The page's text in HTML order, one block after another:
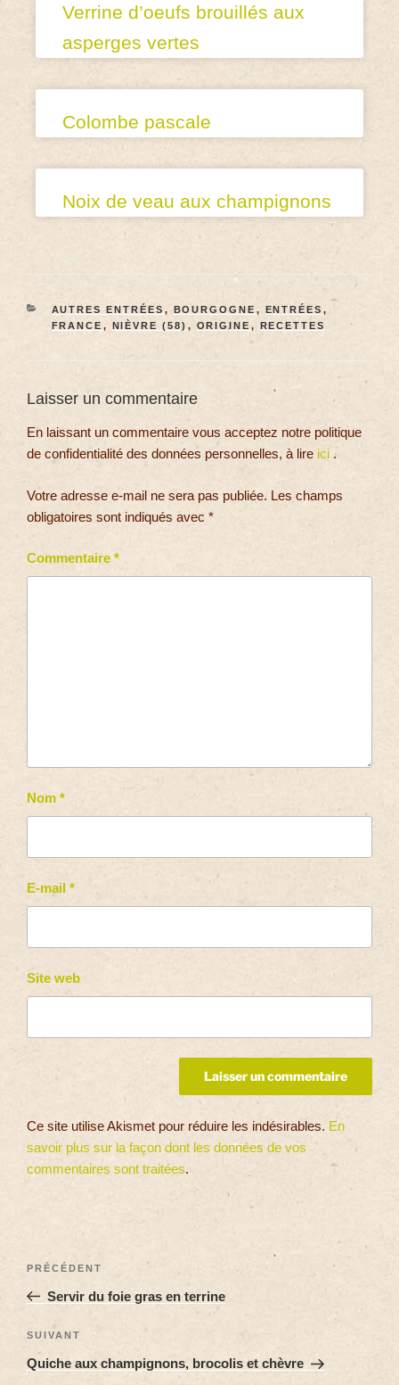
Verrine d’oeufs brouillés aux
asperges vertes
Colombe pascale
Noix de veau aux champignons
AUTRES ENTRÉES , BOURGOGNE , ENTRÉES ,
FRANCE , NIÈVRE (58) , ORIGINE , RECETTES
Laisser un commentaire
En laissant un commentaire vous acceptez notre politique
de confidentialité des données personnelles, à lire ici .
Votre adresse e-mail ne sera pas publiée. Les champs
obligatoires sont indiqués avec *
Commentaire *
Nom *
E-mail *
Site web
Ce site utilise Akismet pour réduire les indésirables. En
savoir plus sur la façon dont les données de vos
commentaires sont traitées.
PRÉCÉDENT
Servir du foie gras en terrine
SUIVANT
Quiche aux champignons, brocolis et chèvre